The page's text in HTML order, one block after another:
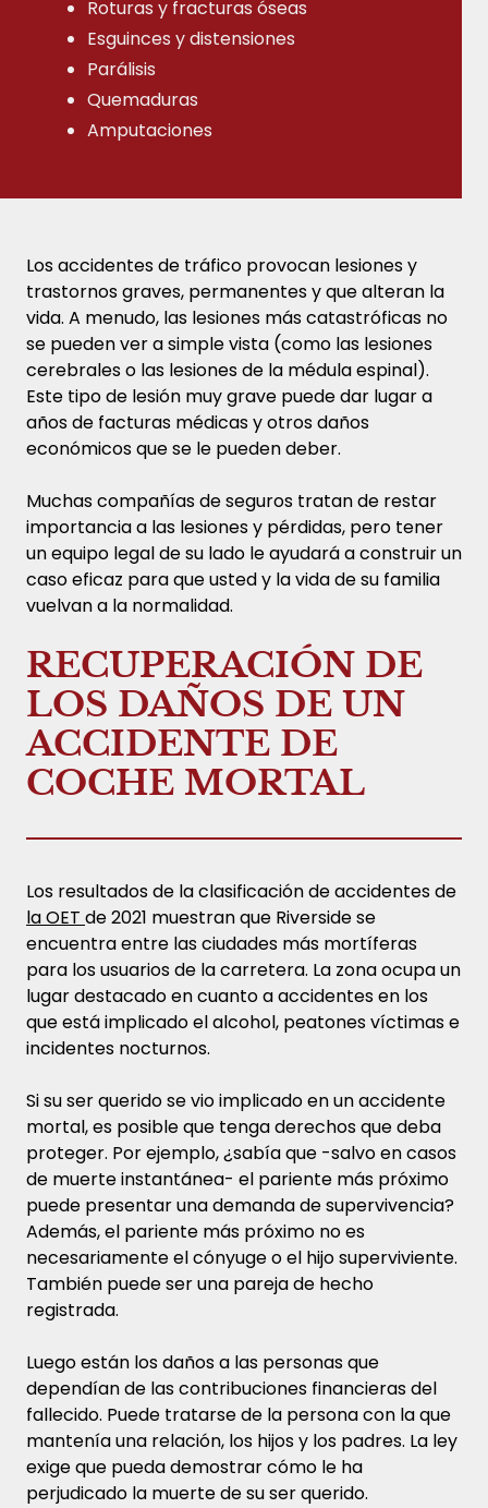
Roturas y fracturas óseas
Esguinces y distensiones
Parálisis
Quemaduras
Amputaciones
Los accidentes de tráfico provocan lesiones y
trastornos graves, permanentes y que alteran la
vida. A menudo, las lesiones más catastróficas no
se pueden ver a simple vista (como las lesiones
cerebrales o las lesiones de la médula espinal).
Este tipo de lesión muy grave puede dar lugar a
años de facturas médicas y otros daños
económicos que se le pueden deber.
Muchas compañías de seguros tratan de restar
importancia a las lesiones y pérdidas, pero tener
un equipo legal de su lado le ayudará a construir un
caso eficaz para que usted y la vida de su familia
vuelvan a la normalidad.
RECUPERACIÓN DE
LOS DAÑOS DE UN
ACCIDENTE DE
COCHE MORTAL
Los resultados de la clasificación de accidentes de
la OET de 2021 muestran que Riverside se
encuentra entre las ciudades más mortíferas
para los usuarios de la carretera. La zona ocupa un
lugar destacado en cuanto a accidentes en los
que está implicado el alcohol, peatones víctimas e
incidentes nocturnos.
Si su ser querido se vio implicado en un accidente
mortal, es posible que tenga derechos que deba
proteger. Por ejemplo, ¿sabía que -salvo en casos
de muerte instantánea- el pariente más próximo
puede presentar una demanda de supervivencia?
Además, el pariente más próximo no es
necesariamente el cónyuge o el hijo superviviente.
También puede ser una pareja de hecho
registrada.
Luego están los daños a las personas que
dependían de las contribuciones financieras del
fallecido. Puede tratarse de la persona con la que
mantenía una relación, los hijos y los padres. La ley
exige que pueda demostrar cómo le ha
perjudicado la muerte de su ser querido.